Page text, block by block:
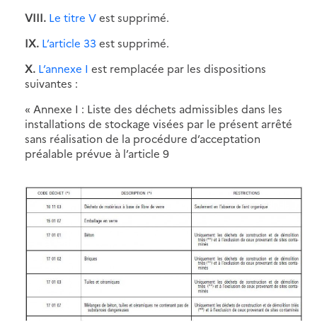
VIII. Le titre Vest supprimé.
IX. L’article 33 est supprimé.
X. L’annexe I est remplacée par les dispositions
suivantes :
« Annexe I : Liste des déchets admissibles dans les
installations de stockage visées par le présent arrêté
sans réalisation de la procédure d’acceptation
préalable prévue à l’article 9